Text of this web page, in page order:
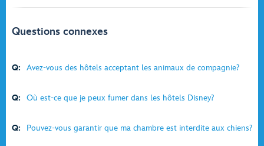
Questions connexes
Q: Avez-vous des hôtels acceptant les animaux de compagnie?
Q: Où est-ce que je peux fumer dans les hôtels Disney?
Q: Pouvez-vous garantir que ma chambre est interdite aux chiens?